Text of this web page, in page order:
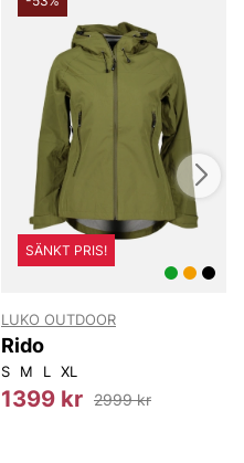
SÄNKT PRIS!
LUKO OUTDOOR
Rido
S M L XL
1399 kr 2999 kr